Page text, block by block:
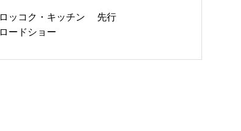
ロッコク・キッチン 先行
ロードショー